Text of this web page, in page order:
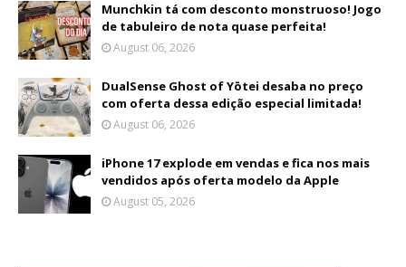
Munchkin tá com desconto monstruoso! Jogo
de tabuleiro de nota quase perfeita!
August 06, 2026
DualSense Ghost of Yōtei desaba no preço
com oferta dessa edição especial limitada!
August 06, 2026
iPhone 17 explode em vendas e fica nos mais
vendidos após oferta modelo da Apple
August 05, 2026